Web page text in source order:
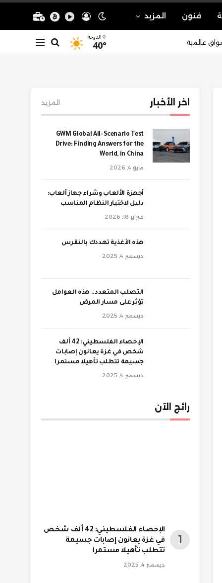
فنون المزيد
عالمية الدوحة
40°
اخر الأخبار المزيد
GWM Global All-Scenario Test
Drive: Finding Answers for the
World, in China
مايو 4, 2026
أجهزة الألعاب وشراء جهاز ألعاب:
دليل لاختيار النظام المناسب
فبراير 18, 2026
‫هذه الأغذية تهددك بالنقرس
ديسمبر 4, 2025
‫التصلب المتعدد.. هذه العوامل
تؤثر على مسار المرض
ديسمبر 4, 2025
الإحصاء الفلسطيني: 42 ألف
شخص في غزة يعانون إصابات
جسيمة تتطلب تأهيلا مستمرا
ديسمبر 4, 2025
رائج الآن
الإحصاء الفلسطيني: 42 ألف شخص
في غزة يعانون إصابات جسيمة
تتطلب تأهيلا مستمرا
ديسمبر 4, 2025